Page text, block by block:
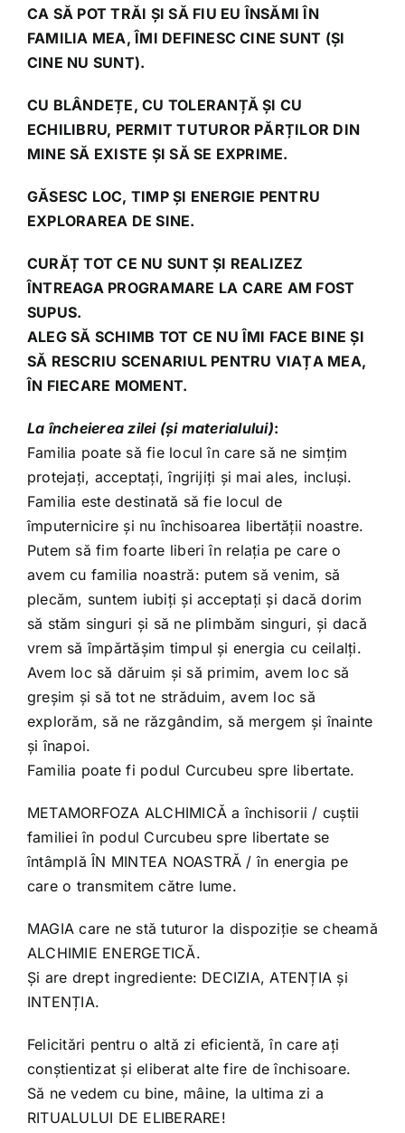
CA SĂ POT TRĂI ȘI SĂ FIU EU ÎNSĂMI ÎN
FAMILIA MEA, ÎMI DEFINESC CINE SUNT (ȘI
CINE NU SUNT).
CU BLÂNDEȚE, CU TOLERANȚĂ ȘI CU
ECHILIBRU, PERMIT TUTUROR PĂRȚILOR DIN
MINE SĂ EXISTE ȘI SĂ SE EXPRIME.
GĂSESC LOC, TIMP ȘI ENERGIE PENTRU
EXPLORAREA DE SINE.
CURĂȚ TOT CE NU SUNT ȘI REALIZEZ
ÎNTREAGA PROGRAMARE LA CARE AM FOST
SUPUS.
ALEG SĂ SCHIMB TOT CE NU ÎMI FACE BINE ȘI
SĂ RESCRIU SCENARIUL PENTRU VIAȚA MEA,
ÎN FIECARE MOMENT.
La încheierea zilei (și materialului):
Familia poate să fie locul în care să ne simțim
protejați, acceptați, îngrijiți și mai ales, incluși.
Familia este destinată să fie locul de
împuternicire și nu închisoarea libertății noastre.
Putem să fim foarte liberi în relația pe care o
avem cu familia noastră: putem să venim, să
plecăm, suntem iubiți și acceptați și dacă dorim
să stăm singuri și să ne plimbăm singuri, și dacă
vrem să împărtășim timpul și energia cu ceilalți.
Avem loc să dăruim și să primim, avem loc să
greșim și să tot ne străduim, avem loc să
explorăm, să ne răzgândim, să mergem și înainte
și înapoi.
Familia poate fi podul Curcubeu spre libertate.
METAMORFOZA ALCHIMICĂ a închisorii / cuștii
familiei în podul Curcubeu spre libertate se
întâmplă ÎN MINTEA NOASTRĂ / în energia pe
care o transmitem către lume.
MAGIA care ne stă tuturor la dispoziție se cheamă
ALCHIMIE ENERGETICĂ.
Și are drept ingrediente: DECIZIA, ATENȚIA și
INTENȚIA.
Felicitări pentru o altă zi eficientă, în care ați
conștientizat și eliberat alte fire de închisoare.
Să ne vedem cu bine, mâine, la ultima zi a
RITUALULUI DE ELIBERARE!